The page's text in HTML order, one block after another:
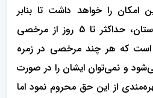
امکان را خواهد داشت تا بنابر
صلاحدید و‌ تشخیص دادستان، حداکثر تا 5 روز از مرخصی
است که هر چند مرخصی در زمره
و نمی‌توان ایشان را در صورت
از این حق محروم نمود اما